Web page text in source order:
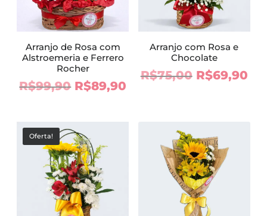
Arranjo de Rosa com
Alstroemeria e Ferrero
Rocher
R$99,90 O
era:
R$99,90.
R$89,90
R$89,90.
Arranjo com Rosa e
Chocolate
R$75,00 O
R$75,00.
R$69,90O
Oferta!